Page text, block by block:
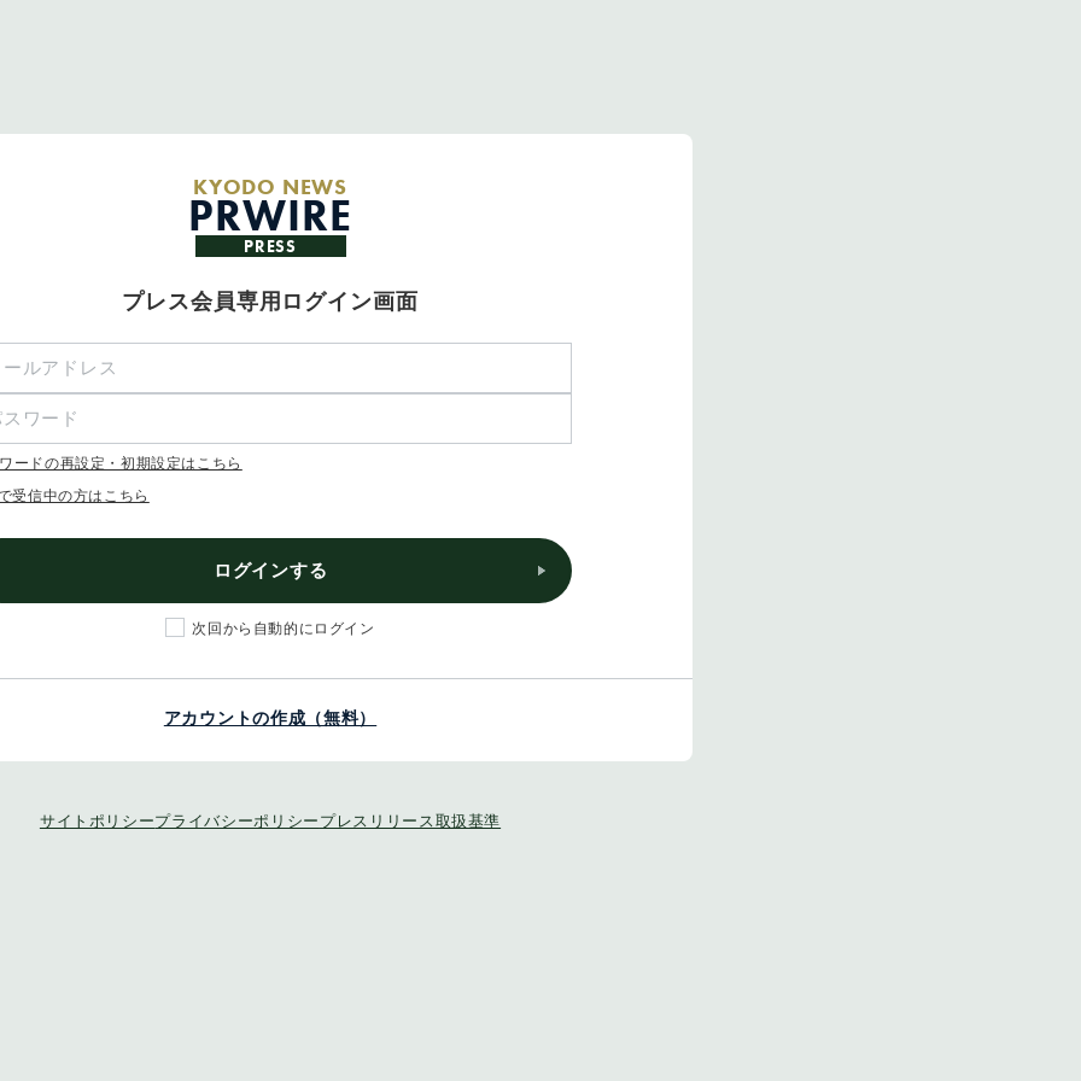
KYODO NEWS
PRWIRE
PRESS
プレス会員専用ログイン画面
ードの再設定・初期設定はこちら
受信中の方はこちら
ログインする
次回から自動的にログイン
アカウントの作成（無料）
サイトポリシープライバシーポリシー プレスリリース取扱基準